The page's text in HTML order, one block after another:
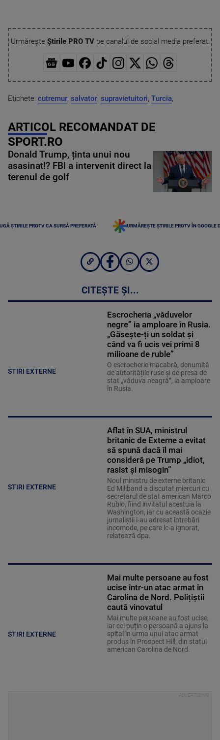
Urmărește Știrile PRO TVpe canalul de social media preferat:
Etichete: cutremur, salvator, supravietuitori, Turcia,
ARTICOL RECOMANDAT DE
SPORT.RO
Donald Trump, ținta unui nou
asasinat!? FBI a intervenit direct la
terenul de golf
ȘTIRILE PROTV CA SURSĂ PREFERATĂ URMĂREȘTE ȘTIRILE PROTV ÎN GOOGLE
CITEȘTE ȘI...
STIRI EXTERNE
Escrocheria „văduvelor
negre” ia amploare în Rusia.
„Găsește-ți un soldat și
când va fi ucis vei primi 8
milioane de ruble”
O escrocherie macabră, denumită
de autoritățile ruse și de presa de
stat „văduva neagră”, ia amploare
în Rusia.
STIRI EXTERNE
Aflat în SUA, ministrul
britanic de Externe a evitat
să spună dacă îl mai
consideră pe Trump „idiot,
rasist și misogin”
Noul ministru de externe britanic
Ed Miliband a discutat miercuri cu
secretarul de stat american Marco
Rubio, fiind invitatul acestuia la
Washington, iar cu această ocazie
jurnaliştii i-au adresat întrebări
incomode, pe care le-a ignorat,
relatează dpa.
STIRI EXTERNE
Mai multe persoane au fost
ucise într-un atac armat în
Carolina de Nord. Polițiștii
caută vinovatul
Mai multe persoane au fost ucise,
iar cel puțin o persoană a ajuns la
spital în urma unui atac armat
produs în Prospect Hill, din statul
american Carolina de Nord.